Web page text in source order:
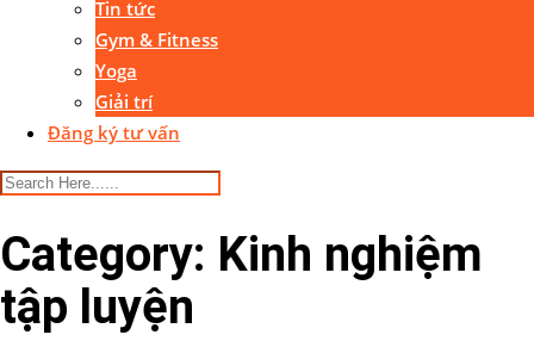
Tin tức
Gym & Fitness
Yoga
Giải trí
Đăng ký tư vấn
Category: Kinh nghiệm
tập luyện